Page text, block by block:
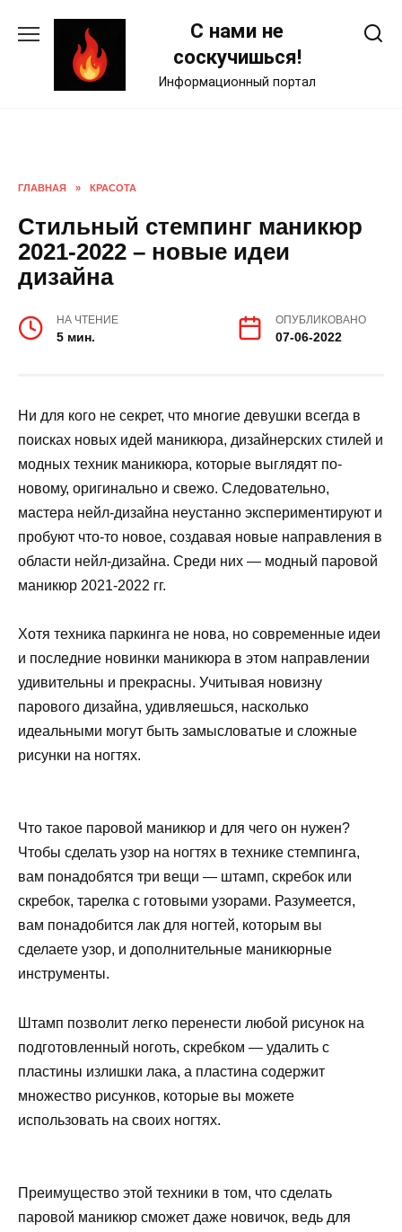
С нами не
соскучишься!
Информационный портал
ГЛАВНАЯ » КРАСОТА
Стильный стемпинг маникюр
2021-2022 – новые идеи
дизайна
НА ЧТЕНИЕ
5 мин.
ОПУБЛИКОВАНО
07-06-2022
Ни для кого не секрет, что многие девушки всегда в
поисках новых идей маникюра, дизайнерских стилей и
модных техник маникюра, которые выглядят по-
новому, оригинально и свежо. Следовательно,
мастера нейл-дизайна неустанно экспериментируют и
пробуют что-то новое, создавая новые направления в
области нейл-дизайна. Среди них — модный паровой
маникюр 2021-2022 гг.
Хотя техника паркинга не нова, но современные идеи
и последние новинки маникюра в этом направлении
удивительны и прекрасны. Учитывая новизну
парового дизайна, удивляешься, насколько
идеальными могут быть замысловатые и сложные
рисунки на ногтях.
Что такое паровой маникюр и для чего он нужен?
Чтобы сделать узор на ногтях в технике стемпинга,
вам понадобятся три вещи — штамп, скребок или
скребок, тарелка с готовыми узорами. Разумеется,
вам понадобится лак для ногтей, которым вы
сделаете узор, и дополнительные маникюрные
инструменты.
Штамп позволит легко перенести любой рисунок на
подготовленный ноготь, скребком — удалить с
пластины излишки лака, а пластина содержит
множество рисунков, которые вы можете
использовать на своих ногтях.
Преимущество этой техники в том, что сделать
паровой маникюр сможет даже новичок, ведь для